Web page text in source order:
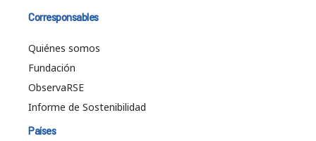
Corresponsables
Quiénes somos
Fundación
ObservaRSE
Informe de Sostenibilidad
Países